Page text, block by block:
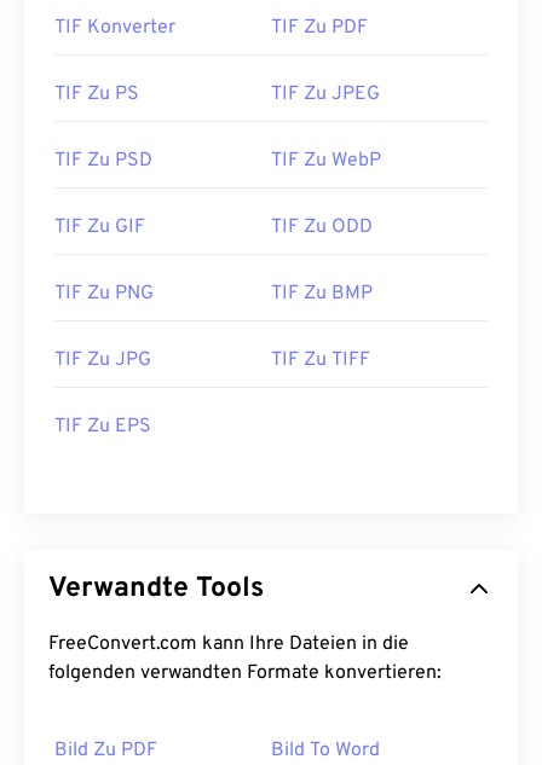
TIF Konverter TIF Zu PDF
TIF Zu PS TIF Zu JPEG
TIF Zu PSD TIF Zu WebP
TIF Zu GIF TIF Zu ODD
TIF Zu PNG TIF Zu BMP
TIF Zu JPG TIF Zu TIFF
TIF Zu EPS
Verwandte Tools
FreeConvert.com kann Ihre Dateien in die
folgenden verwandten Formate konvertieren:
Bild Zu PDF Bild To Word